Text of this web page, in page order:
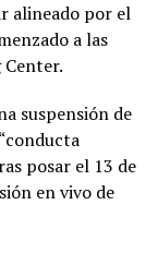
alineado por el
a las
suspensión de
posar el 13 de
en vivo de